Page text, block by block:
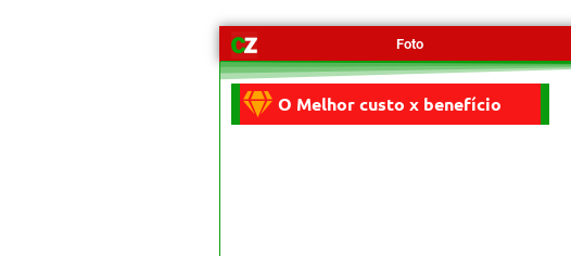
Foto
O Melhor custo x benefício